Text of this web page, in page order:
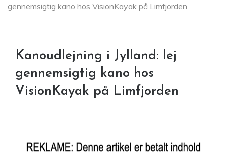
gennemsigtig kano hos VisionKayak på Limfjorden
Kanoudlejning i Jylland: lej
gennemsigtig kano hos
VisionKayak på Limfjorden